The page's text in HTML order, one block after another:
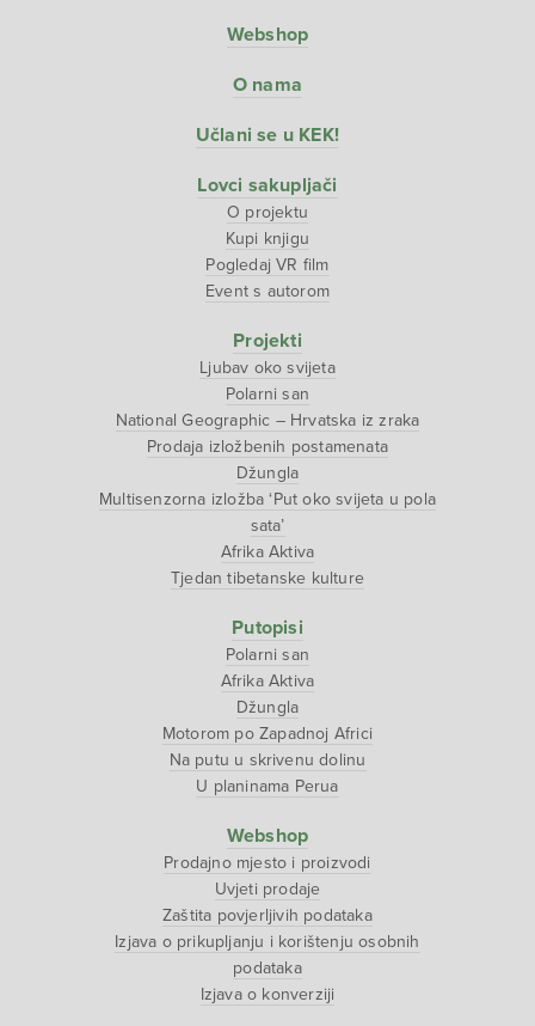
Webshop
O nama
Učlani se u KEK!
Lovci sakupljači
O projektu
Kupi knjigu
Pogledaj VR film
Event s autorom
Projekti
Ljubav oko svijeta
Polarni san
National Geographic – Hrvatska iz zraka
Prodaja izložbenih postamenata
Džungla
Multisenzorna izložba ‘Put oko svijeta u pola
sata’
Afrika Aktiva
Tjedan tibetanske kulture
Putopisi
Polarni san
Afrika Aktiva
Džungla
Motorom po Zapadnoj Africi
Na putu u skrivenu dolinu
U planinama Perua
Webshop
Prodajno mjesto i proizvodi
Uvjeti prodaje
Zaštita povjerljivih podataka
Izjava o prikupljanju i korištenju osobnih
podataka
Izjava o konverziji